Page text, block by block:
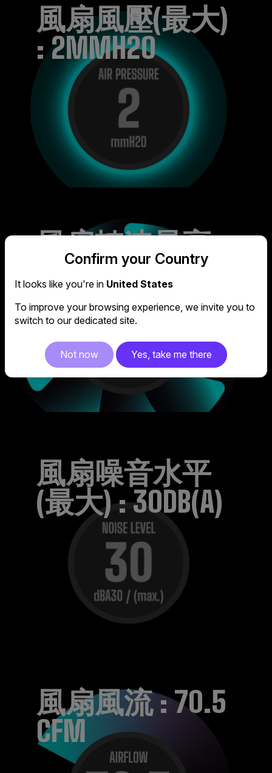
風扇風壓(最大)
: 2MMH2O
風扇轉速最高
可達 1750 RPM
風扇噪音水平
(最大) : 30DB(A)
風扇風流 : 70.5
CFM
Confirm your Country
It looks like you're in United States
To improve your browsing experience, we invite you to
switch to our dedicated site.
Not now Yes, take me there